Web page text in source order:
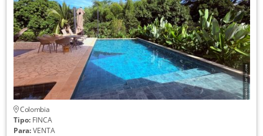
Colombia
Tipo:FINCA
Para:VENTA